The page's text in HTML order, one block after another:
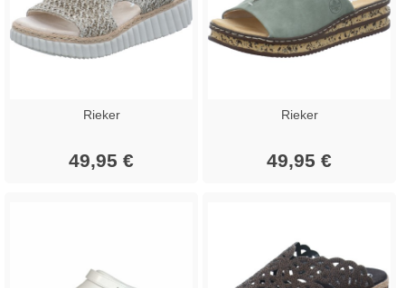
Rieker
49,95 €
Rieker
49,95 €